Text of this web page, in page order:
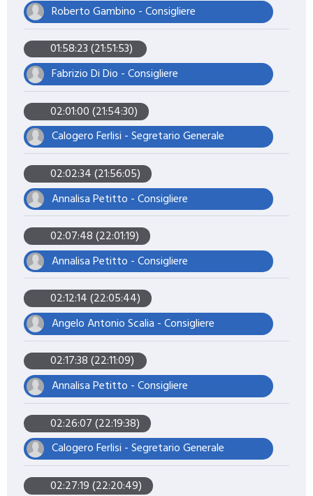
Roberto Gambino - Consigliere
01:58:23 (21:51:53)
Fabrizio Di Dio - Consigliere
02:01:00 (21:54:30)
Calogero Ferlisi - Segretario Generale
02:02:34 (21:56:05)
Annalisa Petitto - Consigliere
02:07:48 (22:01:19)
Annalisa Petitto - Consigliere
02:12:14 (22:05:44)
Angelo Antonio Scalia - Consigliere
02:17:38 (22:11:09)
Annalisa Petitto - Consigliere
02:26:07 (22:19:38)
Calogero Ferlisi - Segretario Generale
02:27:19 (22:20:49)